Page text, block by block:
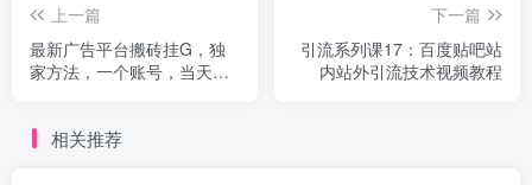
上一篇
最新广告平台搬砖挂G，独
家方法，一个账号，当天收
下一篇
引流系列课17：百度贴吧站
内站外引流技术视频教程
相关推荐